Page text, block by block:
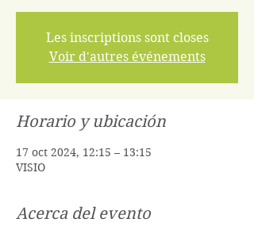
Les inscriptions sont closes
Voir d'autres événements
Horario y ubicación
17 oct 2024, 12:15 – 13:15
VISIO
Acerca del evento